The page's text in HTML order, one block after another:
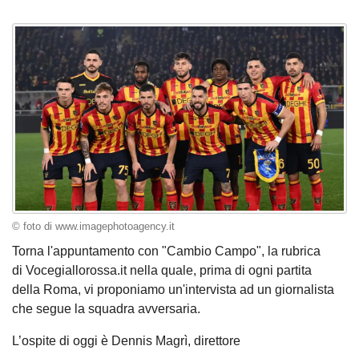
© foto di www.imagephotoagency.it
Torna l'appuntamento con "Cambio Campo", la rubrica
di Vocegiallorossa.it nella quale, prima di ogni partita
della Roma, vi proponiamo un'intervista ad un giornalista
che segue la squadra avversaria.
L’ospite di oggi è Dennis Magrì, direttore